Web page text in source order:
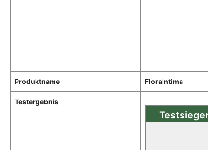
Produktname Floraintima
Testergebnis
Testsieger